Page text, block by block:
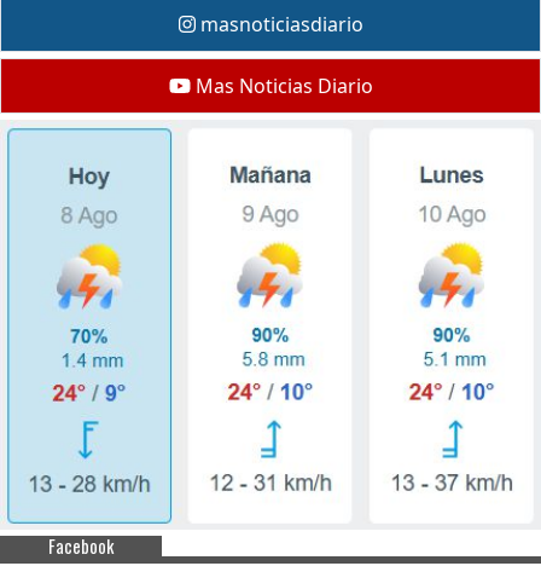
masnoticiasdiario
Mas Noticias Diario
Facebook